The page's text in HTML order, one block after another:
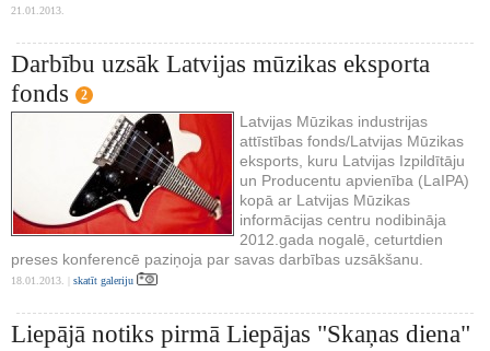
21.01.2013.
Darbību uzsāk Latvijas mūzikas eksporta
fonds
2
Latvijas Mūzikas industrijas
attīstības fonds/Latvijas Mūzikas
eksports, kuru Latvijas Izpildītāju
un Producentu apvienība (LaIPA)
kopā ar Latvijas Mūzikas
informācijas centru nodibināja
2012.gada nogalē, ceturtdien
preses konferencē paziņoja par savas darbības uzsākšanu.
18.01.2013. | skatīt galeriju
Liepājā notiks pirmā Liepājas "Skaņas diena"